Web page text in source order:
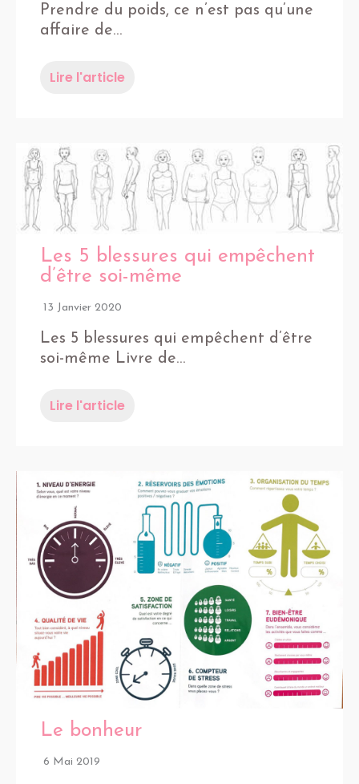
Prendre du poids, ce n’est pas qu’une
affaire de…
Lire l'article
Les 5 blessures qui empêchent
d’être soi-même
13 Janvier 2020
Les 5 blessures qui empêchent d’être
soi-même Livre de…
Lire l'article
Le bonheur
6 Mai 2019